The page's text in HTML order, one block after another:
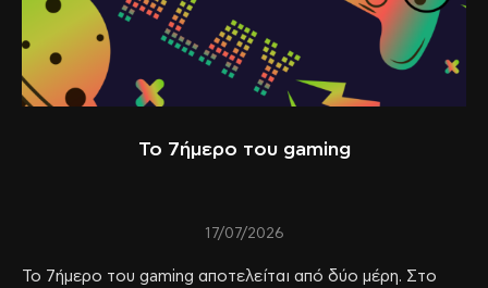
Το 7ήμερο του gaming
17/07/2026
Το 7ήμερο του gaming αποτελείται από δύο μέρη. Στο